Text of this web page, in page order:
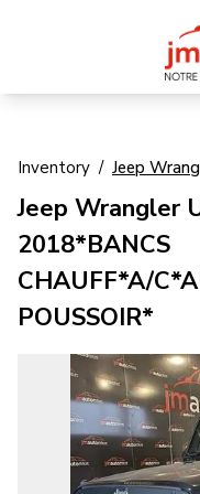
Inventory / Jeep
Jeep Wrangler
2018*BANCS
CHAUFF*A/
POUSSOIR*